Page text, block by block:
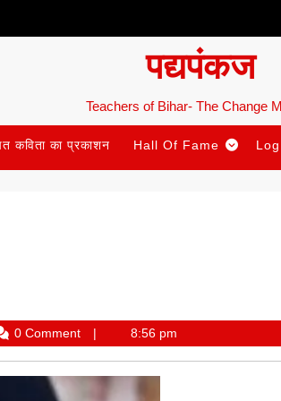
पद्यपंकज
Teachers of Bihar- The Change
कविता का प्रकाशन Hall Of Fame
0 Comment 8:56 pm